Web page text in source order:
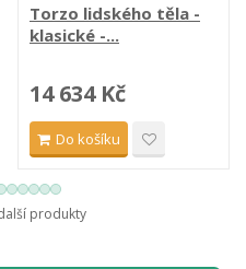
Torzo lidského těla -
klasické -...
14 634 Kč
Do košíku
produkty